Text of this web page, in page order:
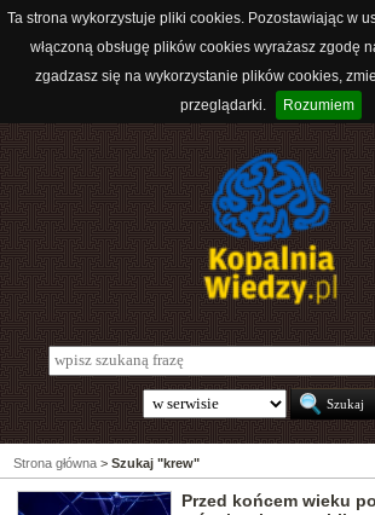
Ta strona wykorzystuje pliki cookies. Pozostawiając w
włączoną obsługę plików cookies wyrażasz zgodę
zgadzasz się na wykorzystanie plików cookies,
przeglądarki.
Rozumiem
Strona główna > Szukaj "krew"
Przed końcem wieku